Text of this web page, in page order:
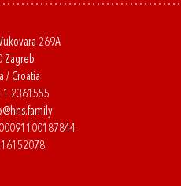
269A
Zagreb
/ Croatia
2361555